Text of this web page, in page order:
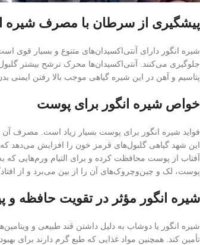
پیشگیری از سرطان با مصرف شیره
شیره انگور دارای آنتی‌اکسیدان‌های متنوع و بسیار قوی
جلوگیری می‌کنند. آنتی‌اکسیدان‌ها محرک ترشح بیشتر
پتاسیم و آهن در این شیره گیاهی موجب بالا رفتن ایمنی
خواص شیره انگور برای پوست
فواید شیره انگور برای پوست بسیار زیاد است. مصرف
این شهد گیاهی گلبول‌های قرمز خون را افزایش
آفتاب از پوست محافظت کرده و برای التیام ورم‌هایی که
پوست، لک و چین‌وچروک‌های آن را از بین می‌برد و از
شیره انگور مؤثر در تقویت حافظه و
شیره انگور یا دوشاب به دلیل داشتن قند طبیعی و
تأمین کند. همچنین مواد غذایی که طبع گرم دارند برای